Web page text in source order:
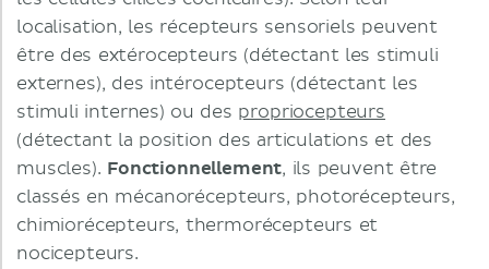
localisation, les récepteurs sensoriels peuvent
être des extérocepteurs (détectant les stimuli
externes), des intérocepteurs (détectant les
stimuli internes) ou des propriocepteurs
(détectant la position des articulations et des
muscles). Fonctionnellement, ils peuvent être
classés en mécanorécepteurs, photorécepteurs,
chimiorécepteurs, thermorécepteurs et
nocicepteurs.